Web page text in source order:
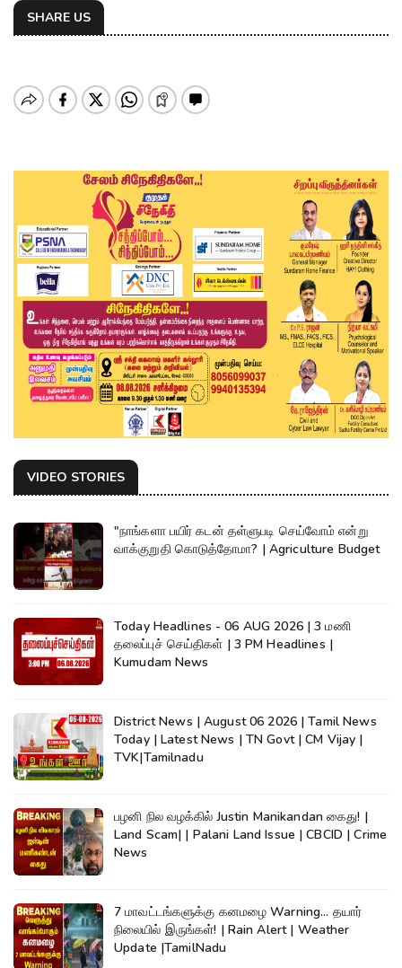
SHARE US
VIDEO STORIES
"நாங்களா பயிர் கடன் தள்ளுபடி செய்வோம் என்று
வாக்குறுதி கொடுத்தோமா? | Agriculture Budget
Today Headlines - 06 AUG 2026 | 3 மணி
தலைப்புச் செய்திகள் | 3 PM Headlines |
Kumudam News
District News | August 06 2026 | Tamil News
Today | Latest News | TN Govt | CM Vijay |
TVK|Tamilnadu
பழனி நில வழக்கில் Justin Manikandan கைது! |
Land Scam| | Palani Land Issue | CBCID | Crime
News
7 மாவட்டங்களுக்கு கனமழை Warning... தயார்
நிலையில் இருங்கள்! | Rain Alert | Weather
Update |TamilNadu